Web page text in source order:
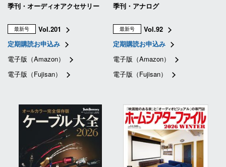
季刊・オーディオアクセサリー
最新号
Vol.201
定期購読お申込み
電子版（Amazon）
電子版（Fujisan）
季刊・アナログ
最新号
Vol.92
定期購読お申込み
電子版（Amazon）
電子版（Fujisan）